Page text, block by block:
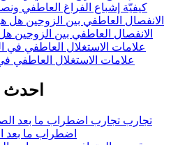
كيفيّة إشباع الفراغ العاطفي
الانفصال العاطفي بين الزوجين
علامات الاستغلال العاطفي
احدث
تجارب
اضطراب ما بعد